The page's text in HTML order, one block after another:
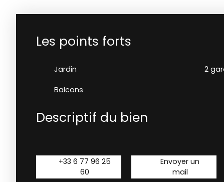
Les points forts
Jardin 2
Balcons
Descriptif du bien
+33 6 77 96 25
60
Envoyer un
mail